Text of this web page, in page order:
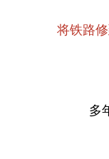
将铁路
多